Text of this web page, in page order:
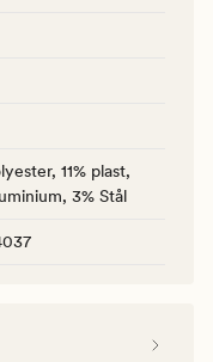
11% plast,
3% Stål